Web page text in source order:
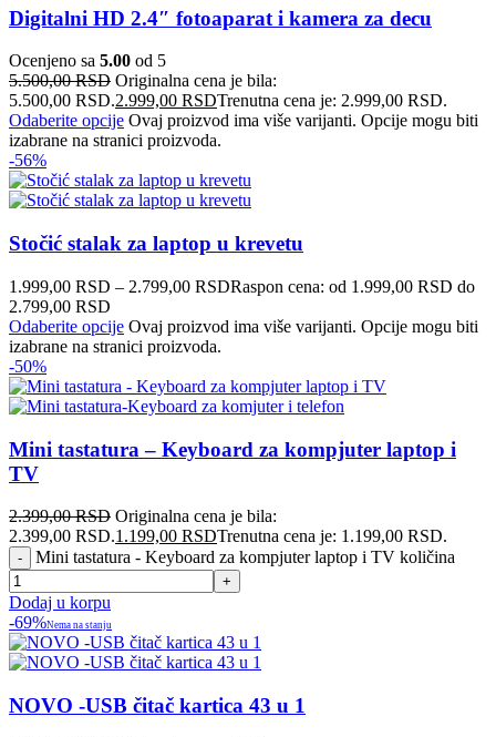
Digitalni HD 2.4″ fotoaparat i kamera za decu
Ocenjeno sa 5.00 od 5
5.500,00RSD Originalna cena je bila:
5.500,00 RSD.2.999,00 RSDTrenutna cena je: 2.999,00 RSD.
Odaberite opcije Ovaj proizvod ima više varijanti. Opcije mogu biti
izabrane na stranici proizvoda.
-56%
Stočić stalak za laptop u krevetu
1.999,00 RSD – 2.799,00 RSDRaspon cena: od 1.999,00 RSD do
2.799,00 RSD
Odaberite opcije Ovaj proizvod ima više varijanti. Opcije mogu biti
izabrane na stranici proizvoda.
-50%
Mini tastatura – Keyboard za kompjuter laptop i
TV
2.399,00RSD Originalna cena je bila:
2.399,00 RSD.1.199,00 RSDTrenutna cena je: 1.199,00 RSD.
Mini tastatura - Keyboard za kompjuter laptop i TV količina
Dodaj u korpu
-69%Nema na stanju
NOVO -USB čitač kartica 43 u 1